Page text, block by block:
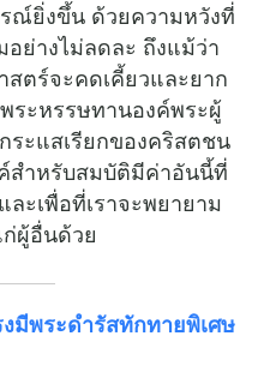
ณ์ยิ่งขึ้น ด้วยความหวังที่
ย่างไม่ลดละ ถึงแม้ว่า
ตร์จะคดเคี้ยวและยาก
ระหรรษทานองค์พระผู้
ระแสเรียกของคริสตชน
สำหรับสมบัติมีค่าอันนี้ที่
ะเพื่อที่เราจะพยายาม
ผู้อื่นด้วย
มีพระดำรัสทักทายพิเศษ